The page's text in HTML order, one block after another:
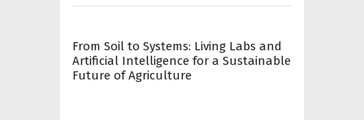
From Soil to Systems: Living Labs and
Artificial Intelligence for a Sustainable
Future of Agriculture